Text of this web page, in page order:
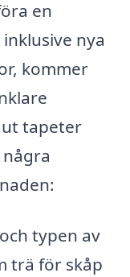
en
nya
kommer
tapeter
typen av
trä för skåp